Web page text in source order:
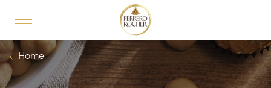
MAIN NAVIGATION
Breadcrumb
Home